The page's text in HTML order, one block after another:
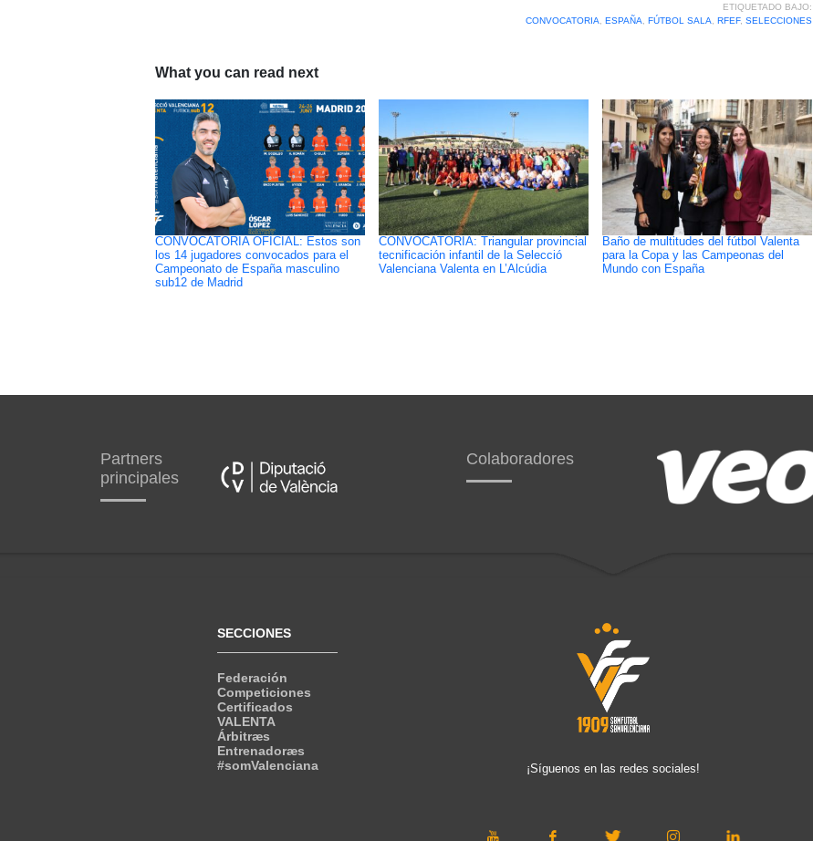
ETIQUETADO BAJO:
CONVOCATORIA, ESPAÑA, FÚTBOL SALA, RFEF, SELECCIONES
What you can read next
CONVOCATORIA OFICIAL: Estos son
los 14 jugadores convocados para el
Campeonato de España masculino
sub12 de Madrid
CONVOCATORIA: Triangular provincial
tecnificación infantil de la Selecció
Valenciana Valenta en L’Alcúdia
Baño de multitudes del fútbol Valenta
para la Copa y las Campeonas del
Mundo con España
Partners
principales
Colaboradores
SECCIONES
Federación
Competiciones
Certificados
VALENTA
Árbitræs
Entrenadoræs
#somValenciana
¡Síguenos en las redes sociales!